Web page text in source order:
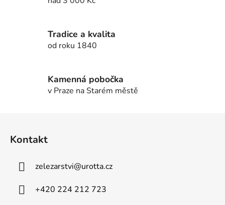
k
ý
p
i
Tradice a kvalita
od roku 1840
Kamenná pobočka
v Praze na Starém městě
Kontakt
zelezarstvi@urotta.cz
+420 224 212 723